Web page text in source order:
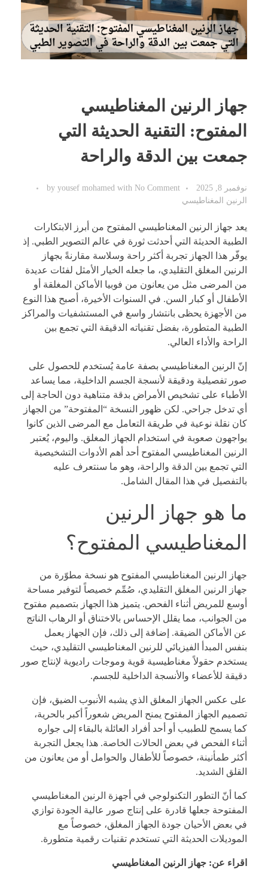
جهاز الرنين المغناطيسي
المفتوح: التقنية الحديثة التي
جمعت بين الدقة والراحة
نوفمبر 8, 2025 by yousef mohamed with No Comment
الرنين المغناطيسي
يعد جهاز الرنين المغناطيسي المفتوح من أبرز الابتكارات
الطبية الحديثة التي أحدثت ثورة في عالم التصوير الطبي. إذ
يوفّر هذا الجهاز تجربة أكثر راحة وسلاسة مقارنةً بجهاز
الرنين المغلق التقليدي، ما جعله الخيار الأمثل لفئات عديدة
من المرضى مثل من يعانون من فوبيا الأماكن المغلقة أو
الأطفال أو كبار السن. في السنوات الأخيرة، أصبح هذا النوع
من الأجهزة يحظى بانتشار واسع في المستشفيات والمراكز
الطبية المتطورة، بفضل تقنياته الدقيقة التي تجمع بين
الراحة والأداء العالي.
إنّ الرنين المغناطيسي بصفة عامة يُستخدم للحصول على
صور تفصيلية ودقيقة لأنسجة الجسم الداخلية، مما يساعد
الأطباء على تشخيص الأمراض بدقة متناهية دون الحاجة إلى
أي تدخل جراحي. لكن ظهور النسخة “المفتوحة” من الجهاز
كان نقلة نوعية في طريقة التعامل مع المرضى الذين كانوا
يواجهون صعوبة في استخدام الجهاز المغلق. واليوم، يُعتبر
الرنين المغناطيسي المفتوح أحد أهم الأدوات التشخيصية
التي تجمع بين الدقة والراحة، وهو ما سنتعرف عليه
بالتفصيل في هذا المقال الشامل.
ما هو جهاز الرنين
المغناطيسي المفتوح؟
جهاز الرنين المغناطيسي المفتوح هو نسخة مطوّرة من
جهاز الرنين المغلق التقليدي، صُمِّم خصيصاً لتوفير مساحة
أوسع للمريض أثناء الفحص. يتميز هذا الجهاز بتصميم مفتوح
من الجوانب، مما يقلل الإحساس بالاختناق أو الرهاب الناتج
عن الأماكن الضيقة. إضافة إلى ذلك، فإن الجهاز يعمل
بنفس المبدأ الفيزيائي للرنين المغناطيسي التقليدي، حيث
يستخدم حقولاً مغناطيسية قوية وموجات راديوية لإنتاج صور
دقيقة للأعضاء والأنسجة الداخلية للجسم.
على عكس الجهاز المغلق الذي يشبه الأنبوب الضيق، فإن
تصميم الجهاز المفتوح يمنح المريض شعوراً أكبر بالحرية،
كما يسمح للطبيب أو أحد أفراد العائلة بالبقاء إلى جواره
أثناء الفحص في بعض الحالات الخاصة. هذا يجعل التجربة
أكثر طمأنينة، خصوصاً للأطفال والحوامل أو من يعانون من
القلق الشديد.
كما أنّ التطور التكنولوجي في أجهزة الرنين المغناطيسي
المفتوحة جعلها قادرة على إنتاج صور عالية الجودة توازي
في بعض الأحيان جودة الجهاز المغلق، خصوصاً مع
الموديلات الحديثة التي تستخدم تقنيات رقمية متطورة.
اقراء عن: جهاز الرنين المغناطيسي